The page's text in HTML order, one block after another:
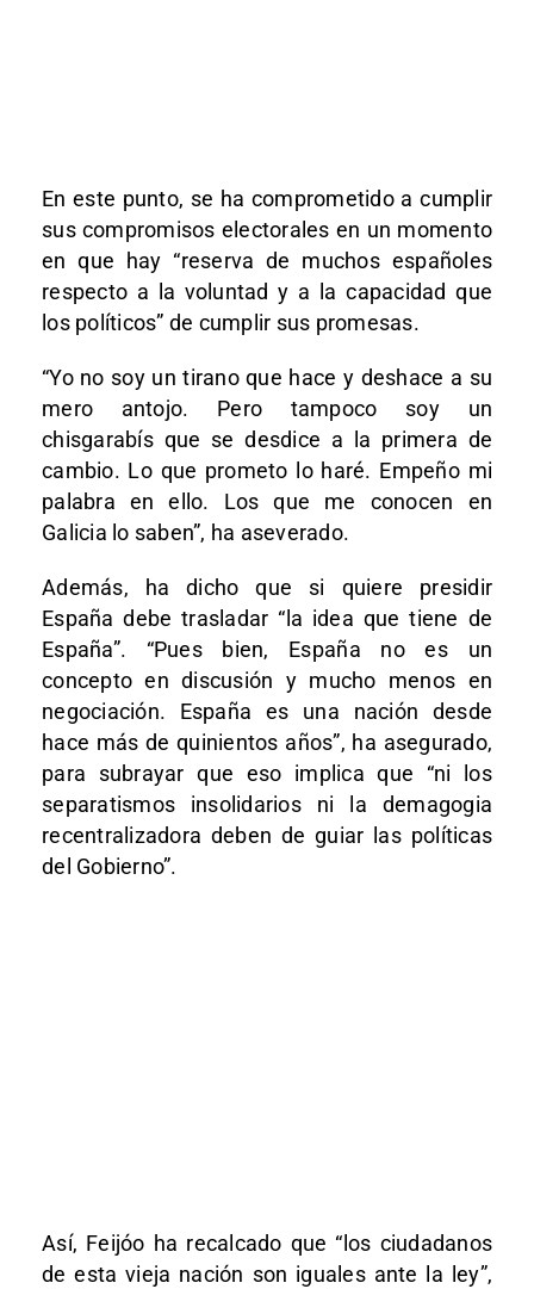
En este punto, se ha comprometido a cumplir
sus compromisos electorales en un momento
en que hay “reserva de muchos españoles
respecto a la voluntad y a la capacidad que
los políticos” de cumplir sus promesas.
“Yo no soy un tirano que hace y deshace a su
mero antojo. Pero tampoco soy un
chisgarabís que se desdice a la primera de
cambio. Lo que prometo lo haré. Empeño mi
palabra en ello. Los que me conocen en
Galicia lo saben”, ha aseverado.
Además, ha dicho que si quiere presidir
España debe trasladar “la idea que tiene de
España”. “Pues bien, España no es un
concepto en discusión y mucho menos en
negociación. España es una nación desde
hace más de quinientos años”, ha asegurado,
para subrayar que eso implica que “ni los
separatismos insolidarios ni la demagogia
recentralizadora deben de guiar las políticas
del Gobierno”.
Así, Feijóo ha recalcado que “los ciudadanos
de esta vieja nación son iguales ante la ley”,